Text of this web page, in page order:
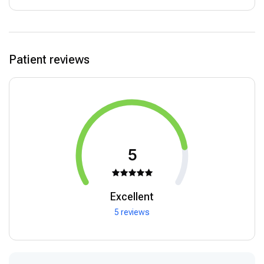
Invited Lecture: The Inherited Thrombophilias and
Invited Lecture for National Institute of Child Health and Human
Development (NIH) Research Committee for Arterial Perinatal
Patient reviews
5
Excellent
5 reviews